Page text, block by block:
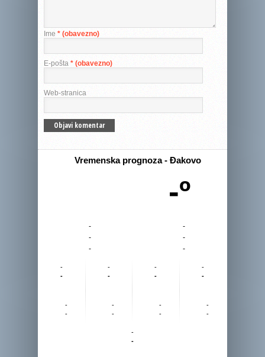
Ime * (obavezno)
E-pošta * (obavezno)
Web-stranica
Vremenska prognoza - Đakovo
-º
-
-
-
-
-
-
-
-
-
-
-
-
-
-
-
-
-
-
-
-
-
-
-
-